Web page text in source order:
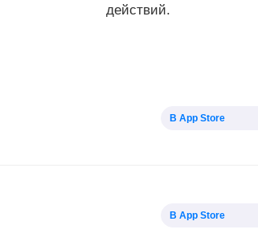
действий.
В App Store
В App Store